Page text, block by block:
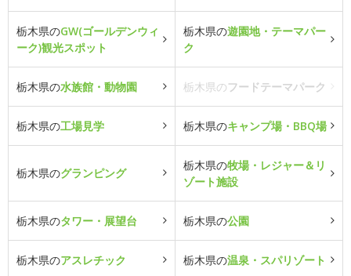
栃木県のGW(ゴールデンウィ
ーク)観光スポット
栃木県の遊園地・テーマパー
ク
栃木県の水族館・動物園 栃木県のフードテーマパーク
栃木県の工場見学 栃木県のキャンプ場・BBQ場
栃木県のグランピング
栃木県の牧場・レジャー＆リ
ゾート施設
栃木県のタワー・展望台 栃木県の公園
栃木県のアスレチック 栃木県の温泉・スパリゾート